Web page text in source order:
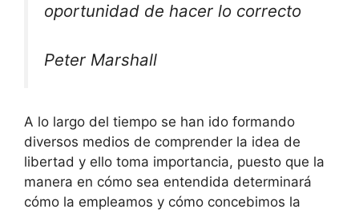
oportunidad de hacer lo correcto
Peter Marshall
A lo largo del tiempo se han ido formando
diversos medios de comprender la idea de
libertad y ello toma importancia, puesto que la
manera en cómo sea entendida determinará
cómo la empleamos y cómo concebimos la